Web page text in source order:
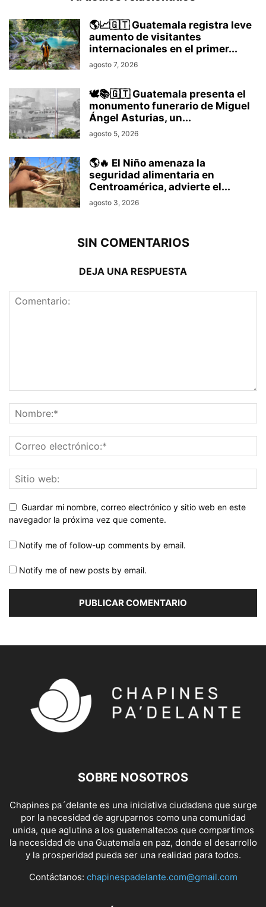
🌎📈🇬🇹 Guatemala registra leve
aumento de visitantes
internacionales en el primer...
agosto 7, 2026
🕊️📚🇬🇹 Guatemala presenta el
monumento funerario de Miguel
Ángel Asturias, un...
agosto 5, 2026
🌎🔥 El Niño amenaza la
seguridad alimentaria en
Centroamérica, advierte el...
agosto 3, 2026
SIN COMENTARIOS
DEJA UNA RESPUESTA
Guardar mi nombre, correo electrónico y sitio web en este
navegador la próxima vez que comente.
Notify me of follow-up comments by email.
Notify me of new posts by email.
SOBRE NOSOTROS
Chapines pa´delante es una iniciativa ciudadana que surge
por la necesidad de agruparnos como una comunidad
unida, que aglutina a los guatemaltecos que compartimos
la necesidad de una Guatemala en paz, donde el desarrollo
y la prosperidad pueda ser una realidad para todos.
Contáctanos: chapinespadelante.com@gmail.com